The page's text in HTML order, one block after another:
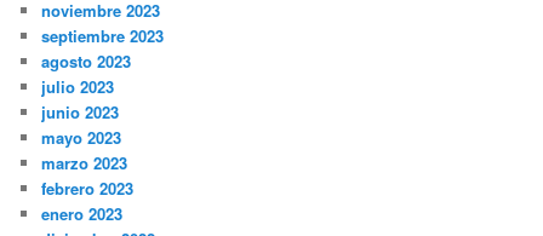
noviembre 2023
septiembre 2023
agosto 2023
julio 2023
junio 2023
mayo 2023
marzo 2023
febrero 2023
enero 2023